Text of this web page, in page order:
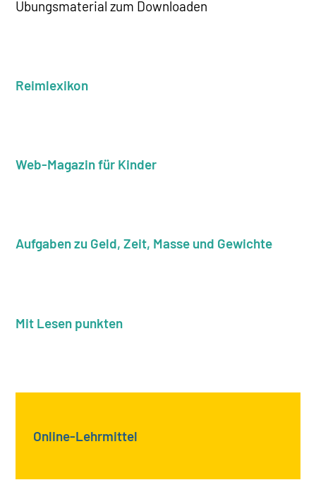
Übungsmaterial zum Downloaden
Reimlexikon
Web-Magazin für Kinder
Aufgaben zu Geld, Zeit, Masse und Gewichte
Mit Lesen punkten
Online-Lehrmittel